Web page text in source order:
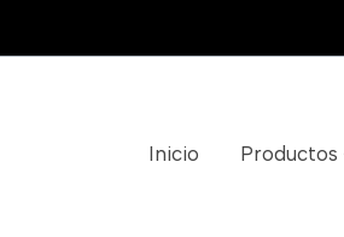
Inicio Productos